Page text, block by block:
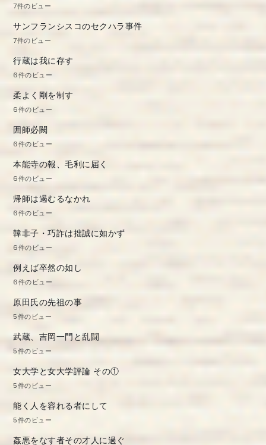
7件のビュー
サンフランシスコのセクハラ事件
7件のビュー
行蔵は我に存す
6件のビュー
柔よく剛を制す
6件のビュー
囲師必闕
6件のビュー
本能寺の報、毛利に届く
6件のビュー
帰師は遏むるなかれ
6件のビュー
韓非子・巧詐は拙誠に如かず
6件のビュー
例えば卒然の如し
6件のビュー
原田氏の先祖の事
5件のビュー
武蔵、吉岡一門と乱闘
5件のビュー
女大学と女大学評論 その①
5件のビュー
能く人を容れる者にして
5件のビュー
姦悪をなす者その才人に過ぐ